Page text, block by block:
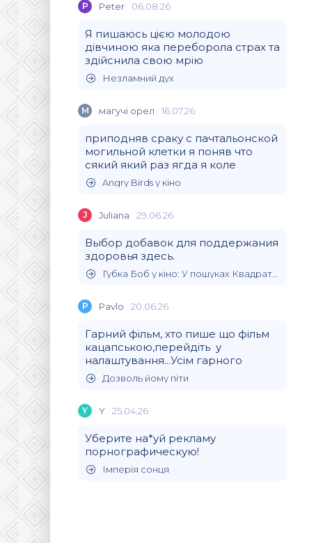
P Peter 06.08.26
Я пишаюсь цією молодою
дівчиною яка переборола страх та
здійснила свою мрію
Незламний дух
М магучi орел 16.07.26
приподняв сраку с пачтальонской
могильной клетки я поняв что
сякий який раз ягда я коле
Angry Birds у кіно
J Juliana 29.06.26
Выбор добавок для поддержания
здоровья здесь.
Губка Боб у кіно: У пошуках Квадратних Штанів
P Pavlo 20.06.26
Гарний фільм, хто пише що фільм
кацапською,перейдіть у
налаштування...Усім гарного
Дозволь йому піти
Y Y 25.04.26
Уберите на*уй рекламу
порнографическую!
Імперія сонця